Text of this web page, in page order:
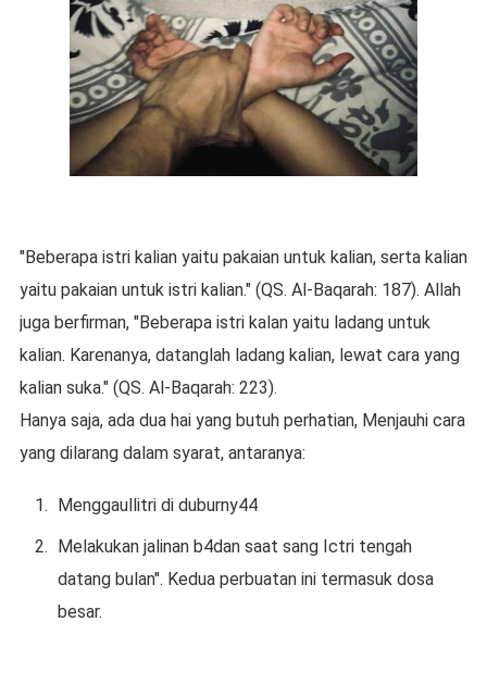
"Beberapa istri kalian yaitu pakaian untuk kalian, serta kalian
yaitu pakaian untuk istri kalian." (QS. Al-Baqarah: 187). Allah
juga berfirman, "Beberapa istri kalan yaitu ladang untuk
kalian. Karenanya, datanglah ladang kalian, lewat cara yang
kalian suka." (QS. Al-Baqarah: 223).
Hanya saja, ada dua hai yang butuh perhatian, Menjauhi cara
yang dilarang dalam syarat, antaranya:
Menggaullitri di duburny44
Melakukan jalinan b4dan saat sang Ictri tengah
datang bulan". Kedua perbuatan ini termasuk dosa
besar.